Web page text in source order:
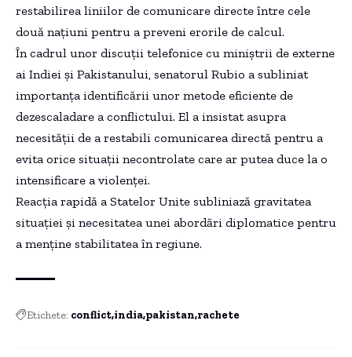
restabilirea liniilor de comunicare directe între cele
două națiuni pentru a preveni erorile de calcul.
În cadrul unor discuții telefonice cu miniștrii de externe
ai Indiei și Pakistanului, senatorul Rubio a subliniat
importanța identificării unor metode eficiente de
dezescaladare a conflictului. El a insistat asupra
necesității de a restabili comunicarea directă pentru a
evita orice situații necontrolate care ar putea duce la o
intensificare a violenței.
Reacția rapidă a Statelor Unite subliniază gravitatea
situației și necesitatea unei abordări diplomatice pentru
a menține stabilitatea în regiune.
Etichete: conflict india pakistan rachete